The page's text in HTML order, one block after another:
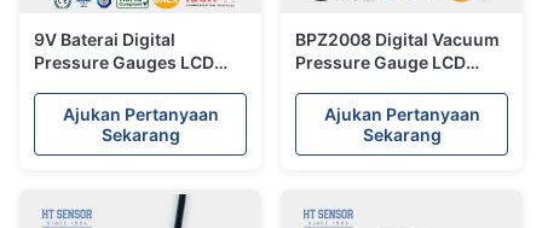
9V Baterai Digital
Pressure Gauges LCD
Differential Pressure
Gauge
Ajukan Pertanyaan
Sekarang
BPZ2008 Digital Vacuum
Pressure Gauge LCD
Differential Pressure
Gauge
Ajukan Pertanyaan
Sekarang